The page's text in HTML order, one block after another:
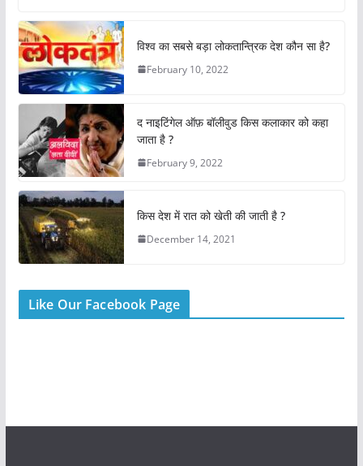
c
e
b
o
o
k
at
s
A
p
p
er e
st
l e
विश्व का सबसे बड़ा लोकतान्त्रिक देश कौन सा है?
February 10, 2022
द नाइटिंगेल ऑफ़ बॉलीवुड किस कलाकार को कहा
जाता है ?
February 9, 2022
किस देश में रात को खेती की जाती है ?
December 14, 2021
Like Our Facebook Page